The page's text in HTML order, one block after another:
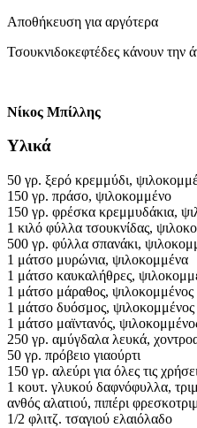
Αποθήκευση για αργότερα
Τσουκνιδοκεφτέδες κάνουν την
Νίκος Μπίλλης
Υλικά
50 γρ. ξερό κρεμμύδι,
150 γρ. πράσο, ψιλοκομμένο
150 γρ. φρέσκα κρεμμυδάκια,
1 κιλό φύλλα τσουκνίδας,
500 γρ. φύλλα σπανάκι,
1 μάτσο μυρώνια, ψιλοκομμένα
1 μάτσο καυκαλήθρες,
1 μάτσο μάραθος, ψιλοκομμένος
1 μάτσο δυόσμος, ψιλοκομμένος
1 μάτσο μαϊντανός,
250 γρ. αμύγδαλα λευκά,
50 γρ. πρόβειο γιαούρτι
150 γρ. αλεύρι για όλες τις
1 κουτ. γλυκού δαφνόφυλλα,
ανθός αλατιού, πιπέρι
1/2 φλιτζ. τσαγιού ελαιόλαδο